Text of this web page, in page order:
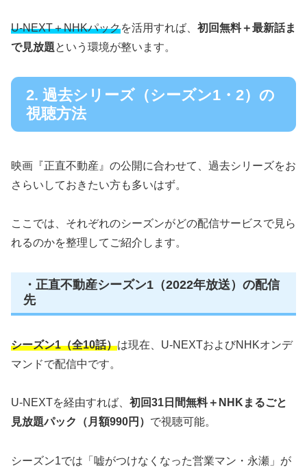
U-NEXT＋NHKパックを活用すれば、 初回無料＋最新話ま
で見放題という環境が整います。
2. 過去シリーズ（シーズン1・2）の
視聴方法
映画『正直不動産』の公開に合わせて、過去シリーズをお
さらいしておきたい方も多いはず。
ここでは、それぞれのシーズンがどの配信サービスで見ら
れるのかを整理してご紹介します。
・正直不動産シーズン1（2022年放送）の配信
先
シーズン1（全10話）は現在、U-NEXTおよびNHKオンデ
マンドで配信中です。
U-NEXTを経由すれば、 初回31日間無料＋NHKまるごと
見放題パック（月額990円） で視聴可能。
シーズン1では「嘘がつけなくなった営業マン・永瀬」が